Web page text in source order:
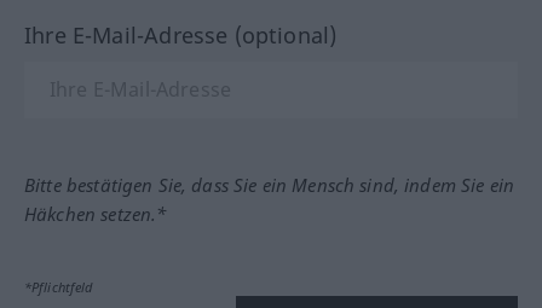
Ihre E-Mail-Adresse (optional)
Bitte bestätigen Sie, dass Sie ein Mensch sind, indem Sie ein
Häkchen setzen.*
*Pflichtfeld